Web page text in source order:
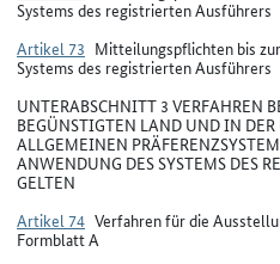
Systems des registrierten Ausführers
Artikel 73 Mitteilungspflichten bis
Systems des registrierten Ausführers
UNTERABSCHNITT 3 VERFAHREN
BEGÜNSTIGTEN LAND UND IN
ALLGEMEINEN
ANWENDUNG DES SYSTEMS DES
GELTEN
Artikel 74 Verfahren für die
Formblatt A